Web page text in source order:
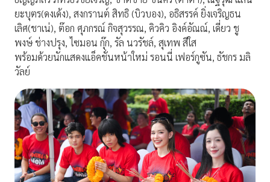
ยะบุตร(ดงเด้ง), สงกรานต์ สิทธิ (บิวบอง), อธิสรรค์ ยิ่งเจริญธน
เลิศ(ชาเน่), ต๊อก ศุภกรณ์ กิจสุวรรณ, คิวคิว อิงค์อัณณ์, เดี่ยว ชู
พงษ์ ช่างปรุง, ไซมอน กุ๊ก, รัล นวรัชล์, สุเทพ สีใส
พร้อมด้วยนักแสดงแอ็คชั่นหน้าใหม่ รอนนี่ เฟอร์กูซัน, ธัชกร มลิ
วัลย์